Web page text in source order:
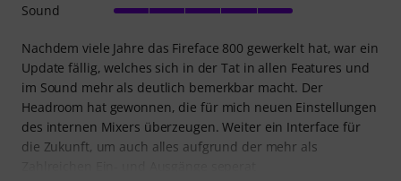
Nachdem viele Jahre das Fireface 800 gewerkelt hat, war ein
Update fällig, welches sich in der Tat in allen Features und
im Sound mehr als deutlich bemerkbar macht. Der
Headroom hat gewonnen, die für mich neuen Einstellungen
des internen Mixers überzeugen. Weiter ein Interface für
die Zukunft, um auch alles aufgrund der mehr als
Sound